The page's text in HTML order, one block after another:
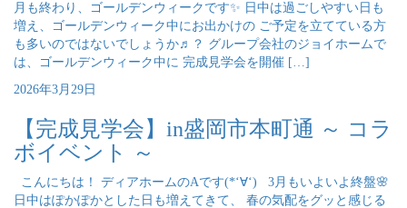
月も終わり、ゴールデンウィークです✨ 日中は過ごしやすい日も
増え、ゴールデンウィーク中にお出かけの ご予定を立てている方
も多いのではないでしょうか♬？ グループ会社のジョイホームで
は、ゴールデンウィーク中に 完成見学会を開催 […]
2026年3月29日
【完成見学会】in盛岡市本町通 ～ コラ
ボイベント ～
こんにちは！ ディアホームのAです(*‘∀‘) 3月もいよいよ終盤🌸
日中はぽかぽかとした日も増えてきて、 春の気配をグッと感じる